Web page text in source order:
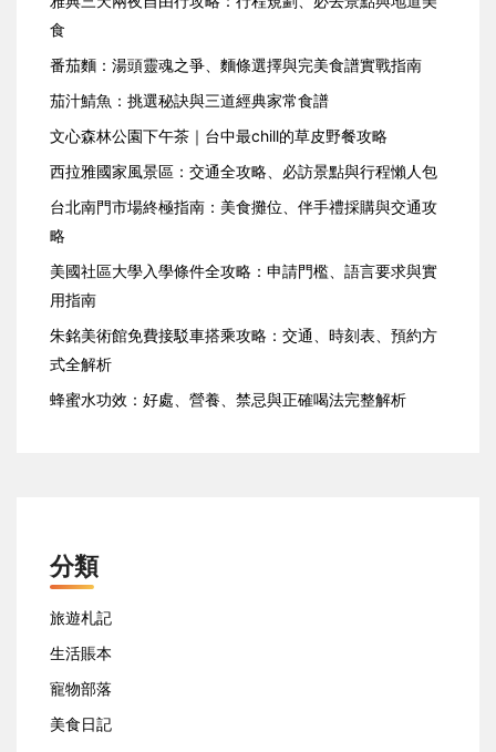
食
番茄麵：湯頭靈魂之爭、麵條選擇與完美食譜實戰指南
茄汁鯖魚：挑選秘訣與三道經典家常食譜
文心森林公園下午茶｜台中最chill的草皮野餐攻略
西拉雅國家風景區：交通全攻略、必訪景點與行程懶人包
台北南門市場終極指南：美食攤位、伴手禮採購與交通攻
略
美國社區大學入學條件全攻略：申請門檻、語言要求與實
用指南
朱銘美術館免費接駁車搭乘攻略：交通、時刻表、預約方
式全解析
蜂蜜水功效：好處、營養、禁忌與正確喝法完整解析
分類
旅遊札記
生活賬本
寵物部落
美食日記